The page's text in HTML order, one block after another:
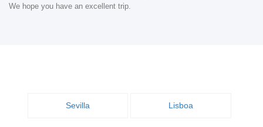
We hope you have an excellent trip.
Sevilla Lisboa